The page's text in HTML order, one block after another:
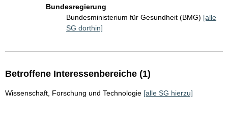
Bundesregierung
Bundesministerium für Gesundheit (BMG) [alle
SG dorthin]
Betroffene Interessenbereiche (1)
Wissenschaft, Forschung und Technologie [alle SG hierzu]